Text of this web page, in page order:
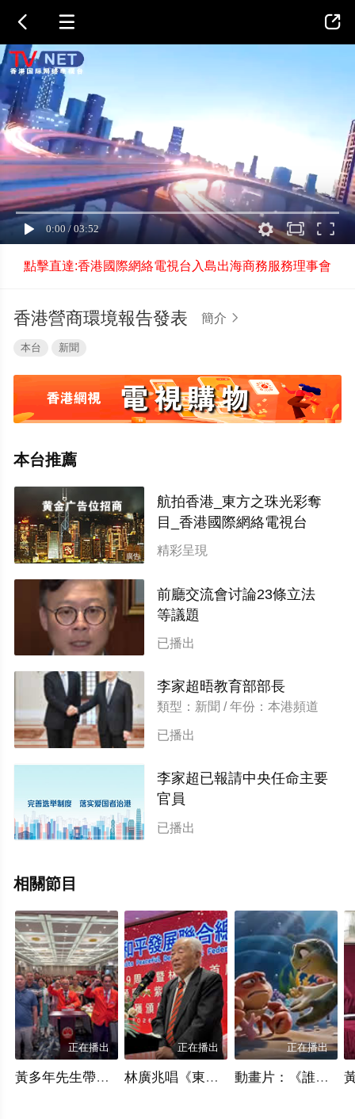
 

點擊直達:香港國際網絡電視台入島出海商務服務理事會
香港營商環境報告發表 簡介 
本台 新聞
本台推薦
廣告
航拍香港_東方之珠光彩奪
目_香港國際網絡電視台
精彩呈現
前廳交流會讨論23條立法
等議題
類型：新聞 / 年份：香港網視
已播出
李家超晤教育部部長
類型：新聞 / 年份：本港頻道
已播出
李家超已報請中央任命主要
官員
類型：新聞 / 年份：6月18日
已播出
相關節目
正在播出
黃多年先生帶領全體與會嘉賓，面對國旗、莊嚴宣誓
正在播出
林廣兆唱《東方紅》
正在播出
動畫片：《誰在扮演“正義者”》